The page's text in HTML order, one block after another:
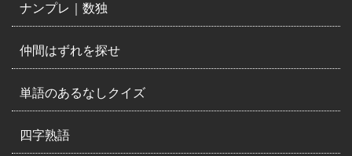
ナンプレ｜数独
仲間はずれを探せ
単語のあるなしクイズ
四字熟語